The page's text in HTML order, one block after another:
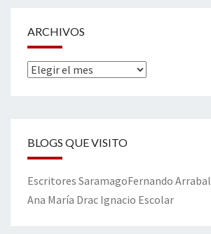
ARCHIVOS
Archivos
BLOGS QUE VISITO
Escritores SaramagoFernando Arrabal
Ana María Drac Ignacio Escolar